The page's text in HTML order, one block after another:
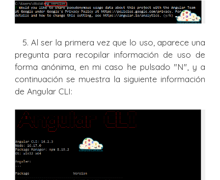
5. Al ser la primera vez que lo uso, aparece una
pregunta para recopilar información de uso de
forma anónima, en mi caso he pulsado "N", y a
continuación se muestra la siguiente información
de Angular CLI: